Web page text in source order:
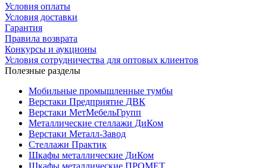
Условия оплаты
Условия доставки
Гарантия
Правила возврата
Конкурсы и аукционы
Условия сотрудничества для оптовых клиентов
Полезные разделы
Мобильные промышленные тумбы
Верстаки Предприятие ДВК
Верстаки МетМебельГрупп
Металлические стеллажи ДиКом
Верстаки Металл-Завод
Стеллажи Практик
Шкафы металлические ДиКом
Шкафы металлические ПРОМЕТ